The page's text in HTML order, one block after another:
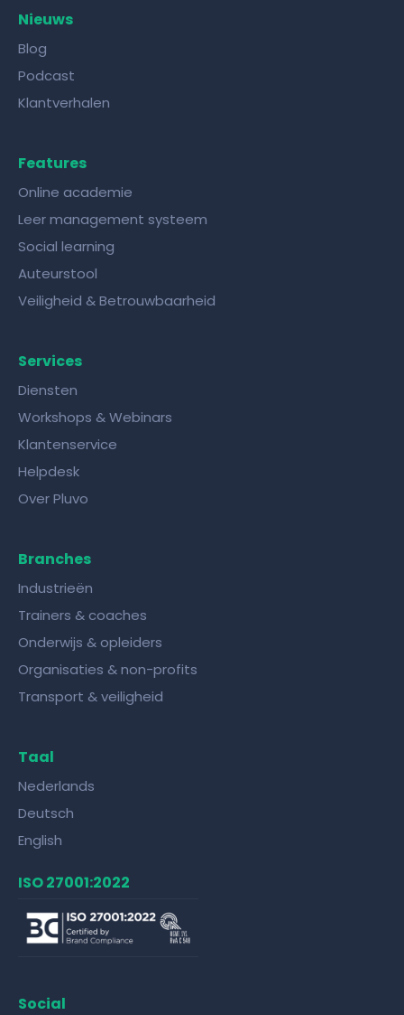
Nieuws
Blog
Podcast
Klantverhalen
Features
Online academie
Leer management systeem
Social learning
Auteurstool
Veiligheid & Betrouwbaarheid
Services
Diensten
Workshops & Webinars
Klantenservice
Helpdesk
Over Pluvo
Branches
Industrieën
Trainers & coaches
Onderwijs & opleiders
Organisaties & non-profits
Transport & veiligheid
Taal
Nederlands
Deutsch
English
ISO 27001:2022
Social